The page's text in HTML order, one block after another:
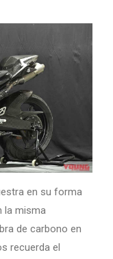
en su forma
la misma
de carbono en
recuerda el